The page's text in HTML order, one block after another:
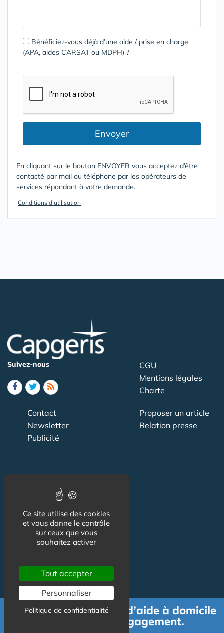
Bénéficiez-vous déjà d’une aide / prise en charge
(APA, aides CARSAT ou MDPH) ?
Envoyer
En cliquant sur le bouton ENVOYER vous acceptez d’être
contacté par mail ou téléphone par les opérateurs de
services répondant à votre demande.
Conditions d'utilisation
Suivez-nous
CGU
Mentions légales
Charte
Contact
Newsletter
Publicité
Proposer un article
Relation presse
Maisons de retraite
Résidences Service
Services à la personne
Logement Senior
Bien-êtreDemande de devis d’aide à domicile
gratuit et sans engagement.
Ce site utilise des cookies
et vous donne le contrôle
sur ceux que vous
souhaitez activer
Tout accepter
Personnaliser
Politique de confidentialité